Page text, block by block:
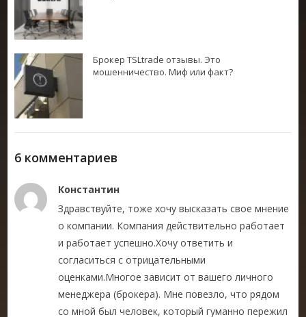
Брокер TSLtrade отзывы. Это
мошенничество. Миф или факт?
6 комментариев
Константин
Здравствуйте, тоже хочу высказать свое мнение
о компании. Компания действительно работает
и работает успешно.Хочу ответить и
согласиться с отрицательными
оценками.Многое зависит от вашего личного
менеджера (брокера). Мне повезло, что рядом
со мной был человек, который гуманно пережил